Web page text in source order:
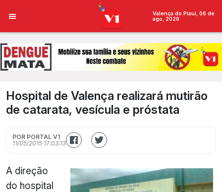
Valença do Piauí, 06 de
ago, 2026
Hospital de Valença realizará mutirão
de catarata, vesícula e próstata
POR PORTAL V1
11/05/2015 17:03:13
A direção
do hospital